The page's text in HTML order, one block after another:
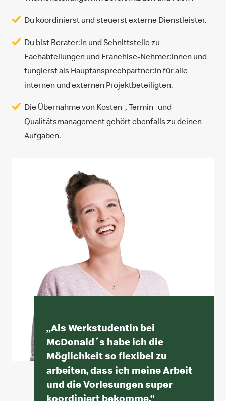
Du koordinierst und steuerst externe Dienstleister.
Du bist Berater:in und Schnittstelle zu
Fachabteilungen und Franchise-Nehmer:innen und
fungierst als Hauptansprechpartner:in für alle
internen und externen Projektbeteiligten.
Die Übernahme von Kosten-, Termin- und
Qualitätsmanagement gehört ebenfalls zu deinen
Aufgaben.
„Als Werkstudentin bei
McDonald´s habe ich die
Möglichkeit so flexibel zu
arbeiten, dass ich meine Arbeit
und die Vorlesungen super
koordiniert bekomme.“